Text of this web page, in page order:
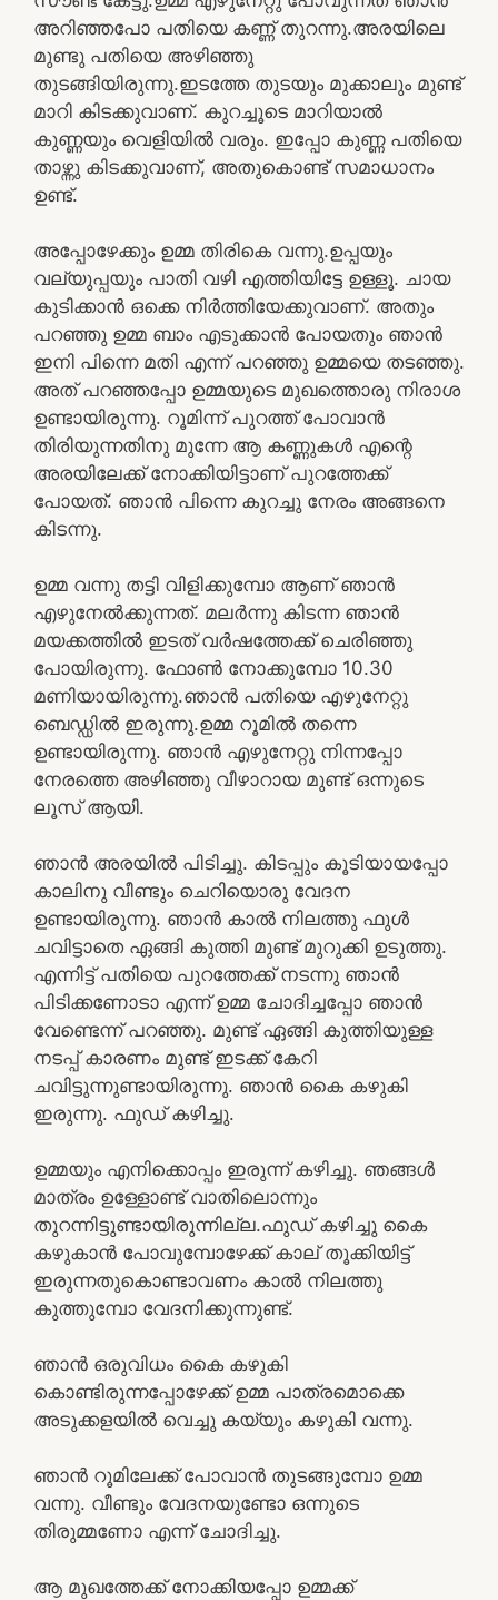
അറിഞ്ഞപോ പതിയെ കണ്ണ് തുറന്നു.അരയിലെ
മുണ്ടു പതിയെ അഴിഞ്ഞു
തുടങ്ങിയിരുന്നു.ഇടത്തേ തുടയും മുക്കാലും മുണ്ട്
മാറി കിടക്കുവാണ്. കുറച്ചൂടെ മാറിയാൽ
കുണ്ണയും വെളിയിൽ വരും. ഇപ്പോ കുണ്ണ പതിയെ
താഴ്ന്നു കിടക്കുവാണ്, അതുകൊണ്ട് സമാധാനം
ഉണ്ട്.
അപ്പോഴേക്കും ഉമ്മ തിരികെ വന്നു.ഉപ്പയും
വല്യുപ്പയും പാതി വഴി എത്തിയിട്ടേ ഉള്ളൂ. ചായ
കുടിക്കാൻ ഒക്കെ നിർത്തിയേക്കുവാണ്. അതും
പറഞ്ഞു ഉമ്മ ബാം എടുക്കാൻ പോയതും ഞാൻ
ഇനി പിന്നെ മതി എന്ന് പറഞ്ഞു ഉമ്മയെ തടഞ്ഞു.
അത് പറഞ്ഞപ്പോ ഉമ്മയുടെ മുഖത്തൊരു നിരാശ
ഉണ്ടായിരുന്നു. റൂമിന്ന് പുറത്ത് പോവാൻ
തിരിയുന്നതിനു മുന്നേ ആ കണ്ണുകൾ എന്റെ
അരയിലേക്ക് നോക്കിയിട്ടാണ് പുറത്തേക്ക്
പോയത്. ഞാൻ പിന്നെ കുറച്ചു നേരം അങ്ങനെ
കിടന്നു.
ഉമ്മ വന്നു തട്ടി വിളിക്കുമ്പോ ആണ് ഞാൻ
എഴുനേൽക്കുന്നത്. മലർന്നു കിടന്ന ഞാൻ
മയക്കത്തിൽ ഇടത് വർഷത്തേക്ക് ചെരിഞ്ഞു
പോയിരുന്നു. ഫോൺ നോക്കുമ്പോ 10.30
മണിയായിരുന്നു.ഞാൻ പതിയെ എഴുനേറ്റു
ബെഡ്ഡിൽ ഇരുന്നു.ഉമ്മ റൂമിൽ തന്നെ
ഉണ്ടായിരുന്നു. ഞാൻ എഴുനേറ്റു നിന്നപ്പോ
നേരത്തെ അഴിഞ്ഞു വീഴാറായ മുണ്ട് ഒന്നുടെ
ലൂസ് ആയി.
ഞാൻ അരയിൽ പിടിച്ചു. കിടപ്പും കൂടിയായപ്പോ
കാലിനു വീണ്ടും ചെറിയൊരു വേദന
ഉണ്ടായിരുന്നു. ഞാൻ കാൽ നിലത്തു ഫുൾ
ചവിട്ടാതെ ഏങ്ങി കുത്തി മുണ്ട് മുറുക്കി ഉടുത്തു.
എന്നിട്ട് പതിയെ പുറത്തേക്ക് നടന്നു ഞാൻ
പിടിക്കണോടാ എന്ന് ഉമ്മ ചോദിച്ചപ്പോ ഞാൻ
വേണ്ടെന്ന് പറഞ്ഞു. മുണ്ട് ഏങ്ങി കുത്തിയുള്ള
നടപ്പ് കാരണം മുണ്ട് ഇടക്ക് കേറി
ചവിട്ടുന്നുണ്ടായിരുന്നു. ഞാൻ കൈ കഴുകി
ഇരുന്നു. ഫുഡ് കഴിച്ചു.
ഉമ്മയും എനിക്കൊപ്പം ഇരുന്ന് കഴിച്ചു. ഞങ്ങൾ
മാത്രം ഉള്ളോണ്ട് വാതിലൊന്നും
തുറന്നിട്ടുണ്ടായിരുന്നില്ല.ഫുഡ് കഴിച്ചു കൈ
കഴുകാൻ പോവുമ്പോഴേക്ക് കാല് തൂക്കിയിട്ട്
ഇരുന്നതുകൊണ്ടാവണം കാൽ നിലത്തു
കുത്തുമ്പോ വേദനിക്കുന്നുണ്ട്.
ഞാൻ ഒരുവിധം കൈ കഴുകി
കൊണ്ടിരുന്നപ്പോഴേക്ക് ഉമ്മ പാത്രമൊക്കെ
അടുക്കളയിൽ വെച്ചു കയ്യും കഴുകി വന്നു.
ഞാൻ റൂമിലേക്ക് പോവാൻ തുടങ്ങുമ്പോ ഉമ്മ
വന്നു. വീണ്ടും വേദനയുണ്ടോ ഒന്നുടെ
തിരുമ്മണോ എന്ന് ചോദിച്ചു.
ആ മുഖത്തേക്ക് നോക്കിയപ്പോ ഉമ്മക്ക്